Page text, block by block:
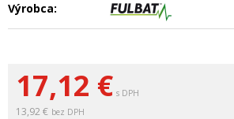
17,12 € s DPH
13,92 € bez DPH
Výrobca: